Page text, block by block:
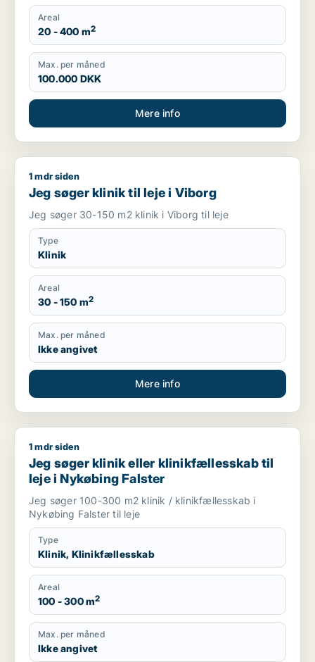
Areal
20 - 400 m2
Max. per måned
100.000 DKK
Mere info
Jeg søger klinik til leje i Viborg
1 mdr siden
Jeg søger klinik til leje i Viborg
Jeg søger 30-150 m2 klinik i Viborg til leje
Type
Klinik
Areal
30 - 150 m2
Max. per måned
Ikke angivet
Mere info
Jeg søger klinik eller klinikfællesskab til leje i Nykøbing
1 mdr siden
Jeg søger klinik eller klinikfællesskab til
leje i Nykøbing Falster
Jeg søger 100-300 m2 klinik / klinikfællesskab i
Nykøbing Falster til leje
Type
Klinik, Klinikfællesskab
Areal
100 - 300 m2
Max. per måned
Ikke angivet